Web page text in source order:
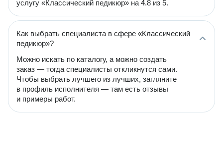
услугу «Классический педикюр» на 4.8 из 5.
Как выбрать специалиста в сфере «Классический
педикюр»?
Можно искать по каталогу, а можно создать
заказ — тогда специалисты откликнутся сами.
Чтобы выбрать лучшего из лучших, загляните
в профиль исполнителя — там есть отзывы
и примеры работ.